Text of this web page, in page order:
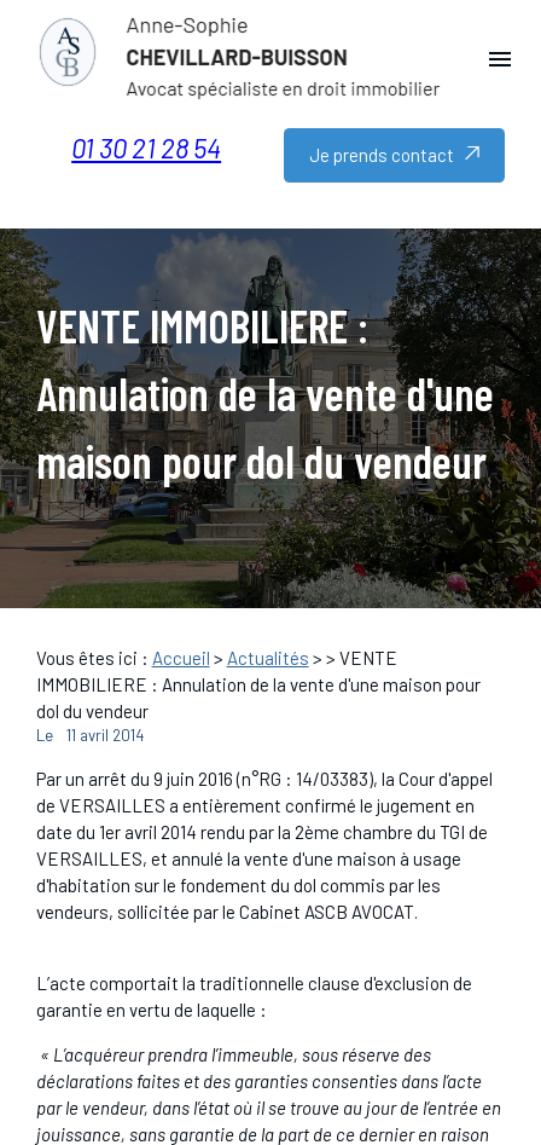
menu
01 30 21 28 54 Je prends contact
VENTE IMMOBILIERE :
Annulation de la vente d'une
maison pour dol du vendeur
Vous êtes ici : Accueil > Actualités > > VENTE
IMMOBILIERE : Annulation de la vente d'une maison pour
dol du vendeur
Le 11 avril 2014
Par un arrêt du 9 juin 2016 (n°RG : 14/03383), la Cour d'appel
de VERSAILLES a entièrement confirmé le jugement en
date du 1er avril 2014 rendu par la 2ème chambre du TGI de
VERSAILLES, et annulé la vente d'une maison à usage
d'habitation sur le fondement du dol commis par les
vendeurs, sollicitée par le Cabinet ASCB AVOCAT.
L’acte comportait la traditionnelle clause d'exclusion de
garantie en vertu de laquelle :
« L’acquéreur prendra l’immeuble, sous réserve des
déclarations faites et des garanties consenties dans l’acte
par le vendeur, dans l’état où il se trouve au jour de l’entrée en
jouissance, sans garantie de la part de ce dernier en raison
Panneau de gestion des cookies